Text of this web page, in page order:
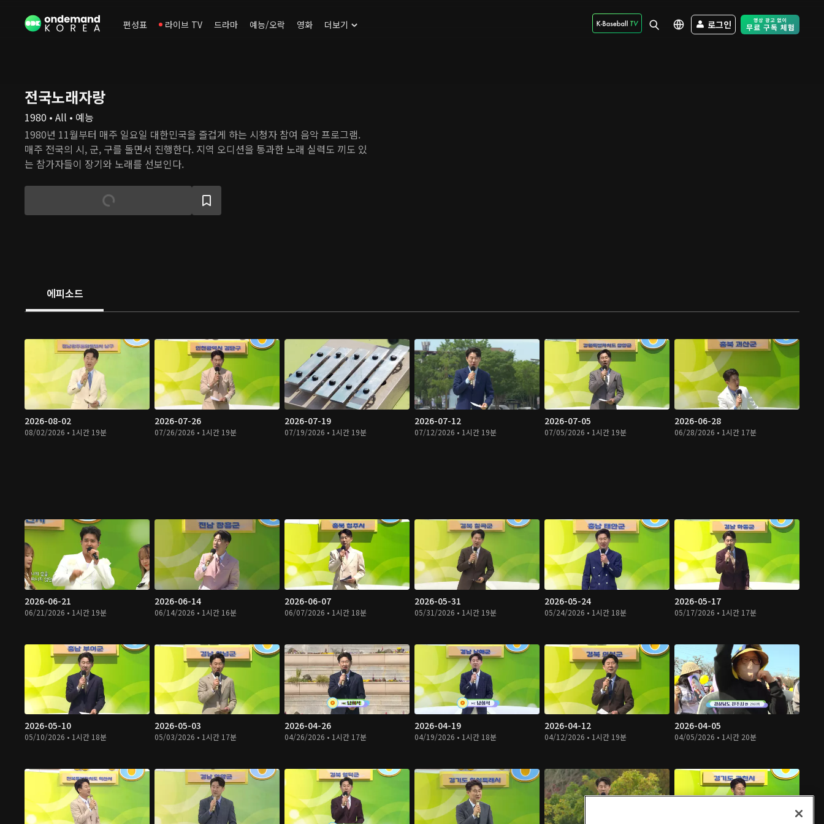
편성표 라이브 TV 드라마 예능/오락 영화 더보기 로그인 Free Trial -
전국노래자랑
1980 • All • 예능
1980년 11월부터 매주 일요일 대한민국을 즐겁게 하는 시청자 참여 음악 프로그램.
매주 전국의 시, 군, 구를 돌면서 진행한다. 지역 오디션을 통과한 노래 실력도 끼도 있
는 참가자들이 장기와 노래를 선보인다.
에피소드
2026-08-02
08/02/2026 • 1시간 19분
2026-07-26
07/26/2026 • 1시간 19분
2026-07-19
07/19/2026 • 1시간 19분
2026-07-12
07/12/2026 • 1시간 19분
2026-07-05
07/05/2026 • 1시간 19분
2026-06-28
06/28/2026 • 1시간 17분
2026-06-21
06/21/2026 • 1시간 19분
2026-06-14
06/14/2026 • 1시간 16분
2026-06-07
06/07/2026 • 1시간 18분
2026-05-31
05/31/2026 • 1시간 19분
2026-05-24
05/24/2026 • 1시간 18분
2026-05-17
05/17/2026 • 1시간 17분
2026-05-10
05/10/2026 • 1시간 18분
2026-05-03
05/03/2026 • 1시간 17분
2026-04-26
04/26/2026 • 1시간 17분
2026-04-19
04/19/2026 • 1시간 18분
2026-04-12
04/12/2026 • 1시간 19분
2026-04-05
04/05/2026 • 1시간 20분